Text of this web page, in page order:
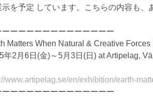
示を予定 しています。こちらの内容も、
ーーーーーーーーーーーーーー
Matters When Natural & Creative Forces
年2月6日(金)～5月3日(日) at Artipelag,
www.artipelag.se/en/exhibition/earth-
ーーーーーーーーーーーーーー